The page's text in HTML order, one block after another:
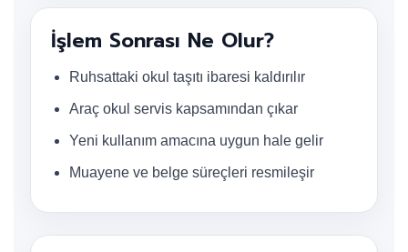
İşlem Sonrası Ne Olur?
Ruhsattaki okul taşıtı ibaresi kaldırılır
Araç okul servis kapsamından çıkar
Yeni kullanım amacına uygun hale gelir
Muayene ve belge süreçleri resmileşir